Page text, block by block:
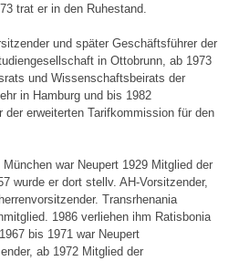
trat er in den Ruhestand.
und später Geschäftsführer der
in Ottobrunn, ab 1973
und Wissenschaftsbeirats der
in Hamburg und bis 1982
der erweiterten Tarifkommission für den
war Neupert 1929 Mitglied der
wurde er dort stellv. AH-Vorsitzender,
Transrhenania
1986 verliehen ihm Ratisbonia
bis 1971 war Neupert
ab 1972 Mitglied der